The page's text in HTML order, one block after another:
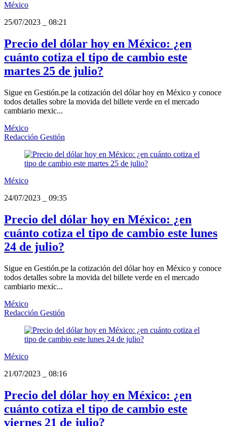
México
25/07/2023
08:21
Precio del dólar hoy en México: ¿en
cuánto cotiza el tipo de cambio este
martes 25 de julio?
Sigue en Gestión.pe la cotización del dólar hoy en México y conoce
todos detalles sobre la movida del billete verde en el mercado
cambiario mexic...
México
Redacción Gestión
México
24/07/2023
09:35
Precio del dólar hoy en México: ¿en
cuánto cotiza el tipo de cambio este lunes
24 de julio?
Sigue en Gestión.pe la cotización del dólar hoy en México y conoce
todos detalles sobre la movida del billete verde en el mercado
cambiario mexic...
México
Redacción Gestión
México
21/07/2023
08:16
Precio del dólar hoy en México: ¿en
cuánto cotiza el tipo de cambio este
viernes 21 de julio?